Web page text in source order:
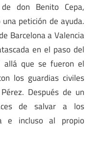
don Benito Cepa,
petición de ayuda.
Barcelona a Valencia
en el paso del
allá que se fueron el
los guardias civiles
Después de un
de salvar a los
e incluso al propio